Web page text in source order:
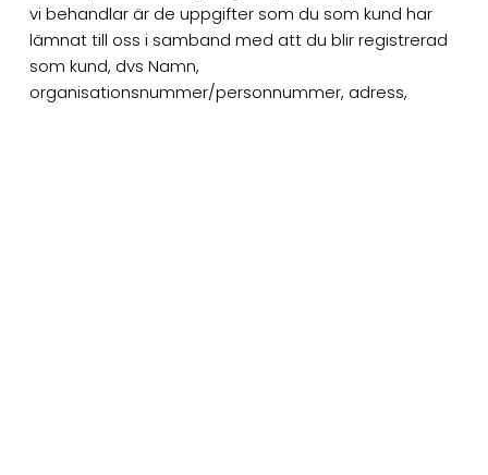
vi behandlar är de uppgifter som du som kund har
lämnat till oss i samband med att du blir registrerad
som kund, dvs Namn,
organisationsnummer/personnummer, adress,